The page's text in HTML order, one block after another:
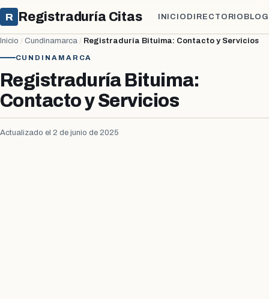
R Registraduría Citas INICIO DIRECTORIO BLOG
Inicio / Cundinamarca / Registraduría Bituima: Contacto y Servicios
CUNDINAMARCA
Registraduría Bituima:
Contacto y Servicios
Actualizado el 2 de junio de 2025